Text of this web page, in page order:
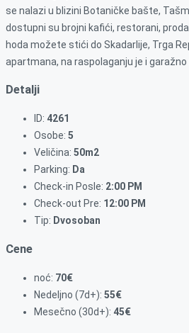
se nalazi u blizini Botaničke bašte,
dostupni su brojni kafići, restorani,
hoda možete stići do Skadarlije, Trga
apartmana, na raspolaganju je i
Detalji
ID: 4261
Osobe: 5
Veličina: 50m2
Parking: Da
Check-in Posle: 2:00 PM
Check-out Pre: 12:00 PM
Tip: Dvosoban
Cene
noć: 70€
Nedeljno (7d+): 55€
Mesečno (30d+): 45€